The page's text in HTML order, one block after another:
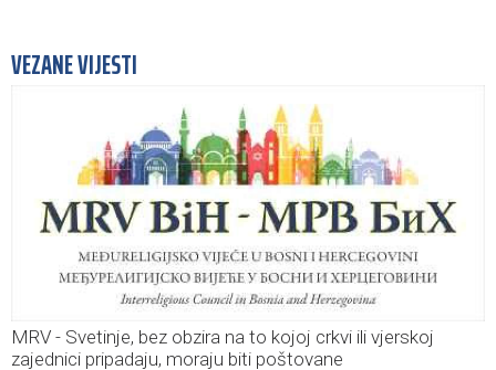
VEZANE VIJESTI
MRV - Svetinje, bez obzira na to kojoj crkvi ili vjerskoj
zajednici pripadaju, moraju biti poštovane